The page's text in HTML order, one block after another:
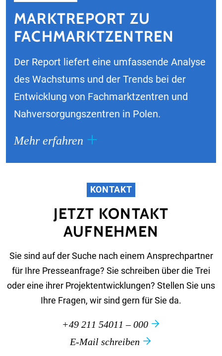
MARKTREPORT ZU
FACHMARKTZENTREN
Der Report liefert eine umfassende Analyse
des Wachstums und der Trends bei der
Entwicklung von Fachmarktzentren und
Nahversorgungszentren in Polen.
Mehr erfahren
KONTAKT
JETZT KONTAKT
AUFNEHMEN
Sie sind auf der Suche nach einem Ansprechpartner
für Ihre Presseanfrage? Sie schreiben über die Trei
oder eine ihrer Projektentwicklungen? Stellen Sie uns
Ihre Fragen, wir sind gern für Sie da.
+49 211 54011 – 000
E-Mail schreiben